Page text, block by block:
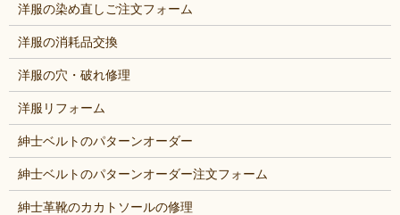
洋服の染め直しご注文フォーム
洋服の消耗品交換
洋服の穴・破れ修理
洋服リフォーム
紳士ベルトのパターンオーダー
紳士ベルトのパターンオーダー注文フォーム
紳士革靴のカカトソールの修理